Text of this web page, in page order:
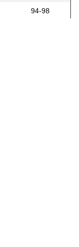
94-98